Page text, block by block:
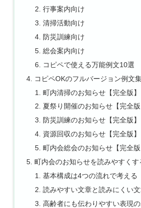
行事案内向け
清掃活動向け
防災訓練向け
総会案内向け
コピペで使える万能例文10選
コピペOKのフルバージョン例文
町内清掃のお知らせ【完全版】
夏祭り開催のお知らせ【完全版
防災訓練のお知らせ【完全版】
資源回収のお知らせ【完全版】
町内会総会のお知らせ【完全版
町内会のお知らせを読みやすくす
基本構成は4つの流れで考える
読みやすい文章と読みにくい
高齢者にも伝わりやすい表現